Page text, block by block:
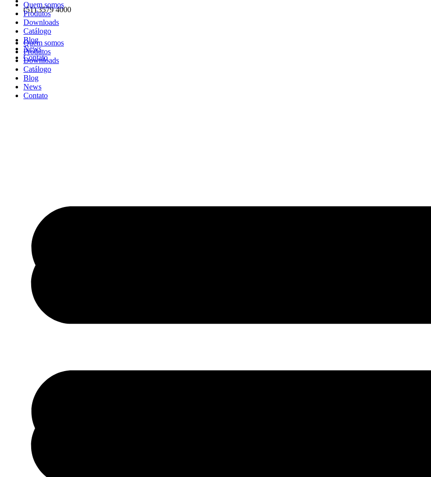
(51) 3579 4000
Quem somos
Produtos
Downloads
Catálogo
Blog
News
Contato
Quem somos
Produtos
Downloads
Catálogo
Blog
News
Contato